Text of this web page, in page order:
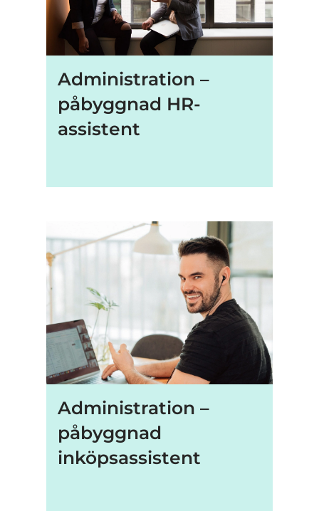
Administration –
påbyggnad HR-
assistent
Administration –
påbyggnad
inköpsassistent